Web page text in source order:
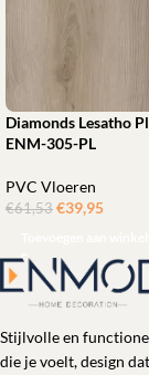
Diamonds Lesatho
ENM-305-PL
PVC Vloeren
€61,53 €39,95
Stijlvolle en
die je voelt, design